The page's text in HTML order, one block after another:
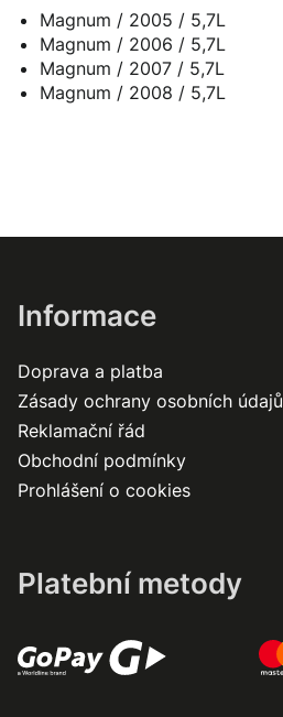
Magnum / 2005 / 5,7L
Magnum / 2006 / 5,7L
Magnum / 2007 / 5,7L
Magnum / 2008 / 5,7L
Informace
Doprava a platba
Zásady ochrany osobních údajů
Reklamační řád
Obchodní podmínky
Prohlášení o cookies
Platební metody